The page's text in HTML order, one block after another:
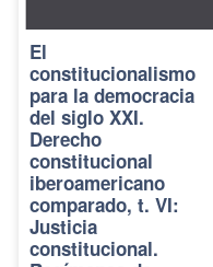
El
constitucionalismo
para la democracia
del siglo XXI.
Derecho
constitucional
iberoamericano
comparado, t. VI:
Justicia
constitucional.